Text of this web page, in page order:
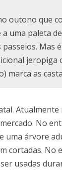
outono que
uma paleta
Mas
marca as
No
árvore
cortadas.
usadas